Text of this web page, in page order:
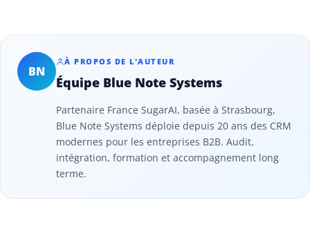
BN
À PROPOS DE L'AUTEUR
Équipe Blue Note Systems
Partenaire France SugarAI, basée à Strasbourg,
Blue Note Systems déploie depuis 20 ans des CRM
modernes pour les entreprises B2B. Audit,
intégration, formation et accompagnement long
terme.